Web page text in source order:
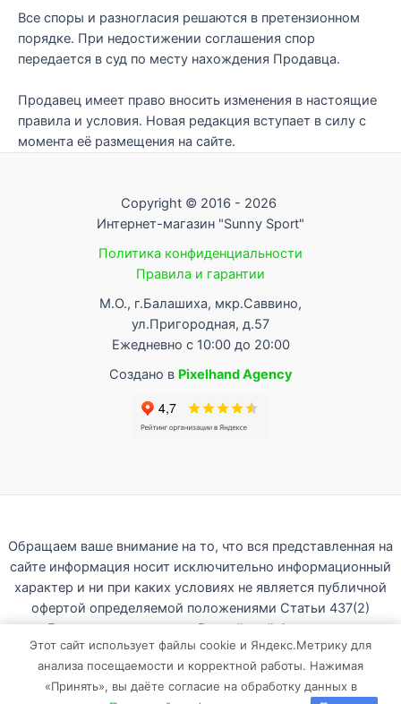
Все споры и разногласия решаются в претензионном
порядке. При недостижении соглашения спор
передается в суд по месту нахождения Продавца.
Продавец имеет право вносить изменения в настоящие
правила и условия. Новая редакция вступает в силу с
момента её размещения на сайте.
Copyright © 2016 - 2026
Интернет-магазин "Sunny Sport"
Политика конфиденциальности
Правила и гарантии
М.О., г.Балашиха, мкр.Саввино,
ул.Пригородная, д.57
Ежедневно с 10:00 до 20:00
Создано в Pixelhand Agency
Обращаем ваше внимание на то, что вся представленная на
сайте информация носит исключительно информационный
характер и ни при каких условиях не является публичной
офертой определяемой положениями Статьи 437(2)
Гражданского кодекса Российской Федерации.
Любое копирование с сайта sunnysport.ru без письменного
разрешения владельца запрещено.
Этот сайт использует файлы cookie и Яндекс.Метрику для
анализа посещаемости и корректной работы. Нажимая
«Принять», вы даёте согласие на обработку данных в